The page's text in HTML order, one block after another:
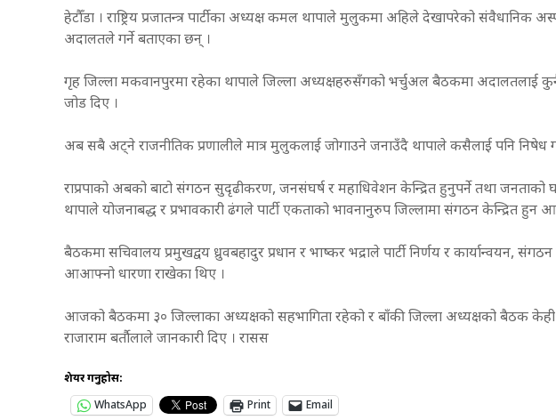
हेटौँडा । राष्ट्रिय प्रजातन्त्र पार्टीका अध्यक्ष कमल थापाले मुलुकमा अहिले देखापरेको संवैधानिक
अदालतले गर्ने बताएका छन् ।
गृह जिल्ला मकवानपुरमा रहेका थापाले जिल्ला अध्यक्षहरुसँगको भर्चुअल बैठकमा अदालतलाई कुनै
जोड दिए ।
अब सबै अट्ने राजनीतिक प्रणालीले मात्र मुलुकलाई जोगाउने जनाउँदै थापाले कसैलाई पनि निषेध
राप्रपाको अबको बाटो संगठन सुदृढीकरण, जनसंघर्ष र महाधिवेशन केन्द्रित हुनुपर्ने तथा जनताको
थापाले योजनाबद्ध र प्रभावकारी ढंगले पार्टी एकताको भावनानुरुप जिल्लामा संगठन केन्द्रित हुन
बैठकमा सचिवालय प्रमुखद्वय ध्रुवबहादुर प्रधान र भाष्कर भद्राले पार्टी निर्णय र कार्यान्वयन,
आआफ्नो धारणा राखेका थिए ।
आजको बैठकमा ३० जिल्लाका अध्यक्षको सहभागिता रहेको र बाँकी जिल्ला अध्यक्षको बैठक केही
राजाराम बर्तौलाले जानकारी दिए । रासस
शेयर गर्नुहोस:
WhatsApp
Print Email